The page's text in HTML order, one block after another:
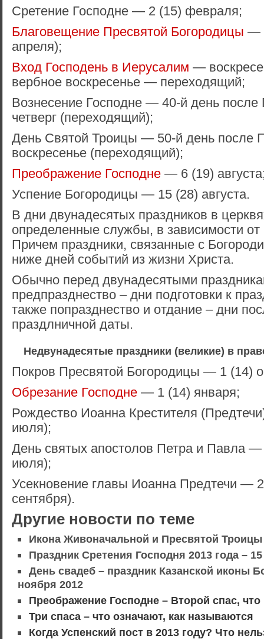
Сретение Господне — 2 (15) февраля;
Благовещение Пресвятой Богородицы —
апреля);
Вход Господень в Иерусалим —
вербное воскресенье — переходящий;
Вознесение Господне — 40-й день после
четверг (переходящий);
День Святой Троицы — 50-й день после
воскресенье (переходящий);
Преображение Господне — 6 (19)
Успение Богородицы — 15 (28) августа.
В дни двунадесятых праздников в
определенные службы, в зависимости от
Причем праздники, связанные с
ниже дней событий из жизни Христа.
Обычно перед двунадесятыми
предпразднество – дни подготовки к
также попразднество и отдание – дни
праздлничной даты.
Недвунадесятые праздники (великие) в
Покров Пресвятой Богородицы — 1 (14)
Обрезание Господне — 1 (14) января;
Рождество Иоанна Крестителя
июля);
День святых апостолов Петра и Павла
июля);
Усекновение главы Иоанна Предтечи —
сентября).
Другие новости по теме
Икона Живоначальной и Пресвятой
Праздник Сретения Господня 2013 года –
День свадеб – праздник Казанской иконы
ноября 2012
Преображение Господне – Второй спас, что
Три спаса – что означают, как называются
Когда Успенский пост в 2013 году? Что